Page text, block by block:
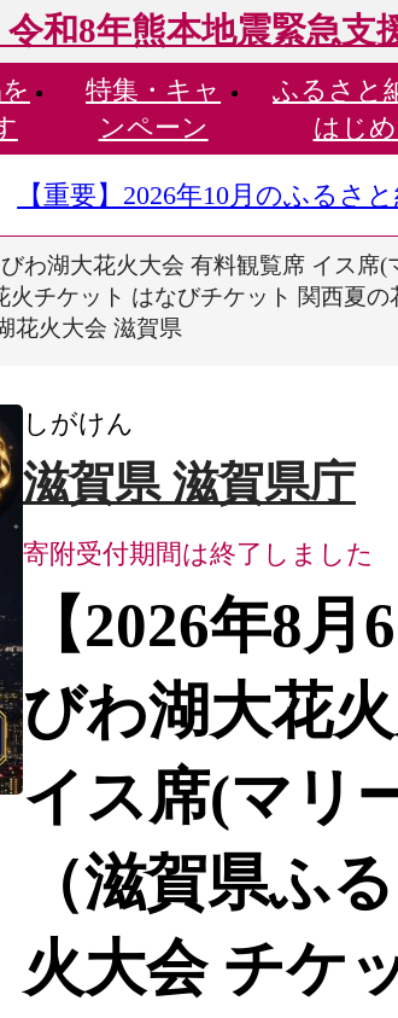
令和8年熊本地震緊急支
特集・ キャ
ンペーン
ふるさと
はじ
【重要】2026年10月のふるさ
びわ湖大花火大会 有料観覧席 イス
チケット はなびチケット 関西夏
花火大会 滋賀県
しがけん
滋賀県 滋賀県庁
寄附受付期間は終了しました
【2026年8月
びわ湖大花
イス席(マリ
（滋賀県ふ
火大会 チケ